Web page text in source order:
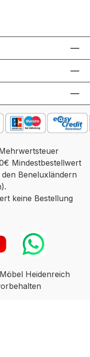
Mindestbestellwert
Beneluxländern
keine Bestellung
Heidenreich